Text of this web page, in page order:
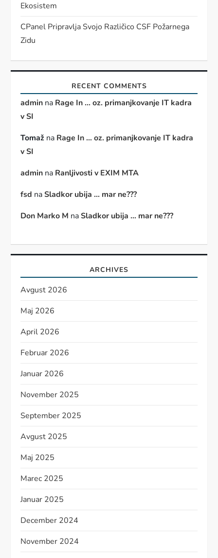
Ekosistem
CPanel Pripravlja Svojo Različico CSF Požarnega
Zidu
RECENT COMMENTS
admin na Rage In … oz. primanjkovanje IT kadra
v SI
Tomaž na Rage In … oz. primanjkovanje IT kadra
v SI
admin na Ranljivosti v EXIM MTA
fsd naSladkor ubija … mar ne???
Don Marko M naSladkor ubija … mar ne???
ARCHIVES
Avgust 2026
Maj 2026
April 2026
Februar 2026
Januar 2026
November 2025
September 2025
Avgust 2025
Maj 2025
Marec 2025
Januar 2025
December 2024
November 2024